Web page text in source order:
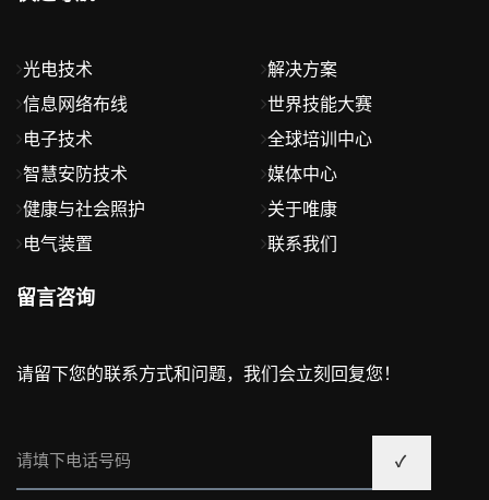
光电技术
信息网络布线
电子技术
智慧安防技术
健康与社会照护
电气装置
解决方案
世界技能大赛
全球培训中心
媒体中心
关于唯康
联系我们
留言咨询
请留下您的联系方式和问题，我们会立刻回复您！